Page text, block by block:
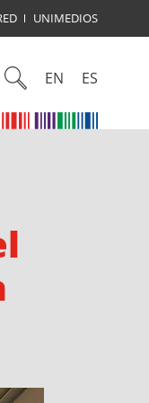
UNIMEDIOS
EN ES